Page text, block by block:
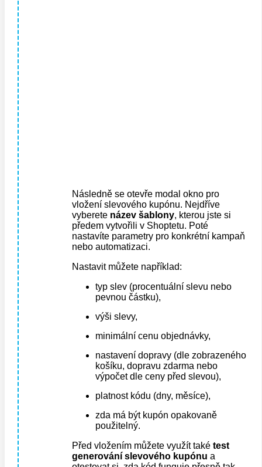
Následně se otevře modal okno pro
vložení slevového kupónu. Nejdříve
vyberete název šablony, kterou jste si
předem vytvořili v Shoptetu. Poté
nastavíte parametry pro konkrétní kampaň
nebo automatizaci.
Nastavit můžete například:
typ slev (procentuální slevu nebo
pevnou částku),
výši slevy,
minimální cenu objednávky,
nastavení dopravy (dle zobrazeného
košíku, dopravu zdarma nebo
výpočet dle ceny před slevou),
platnost kódu (dny, měsíce),
zda má být kupón opakovaně
použitelný.
Před vložením můžete využít také test
generování slevového kupónu a